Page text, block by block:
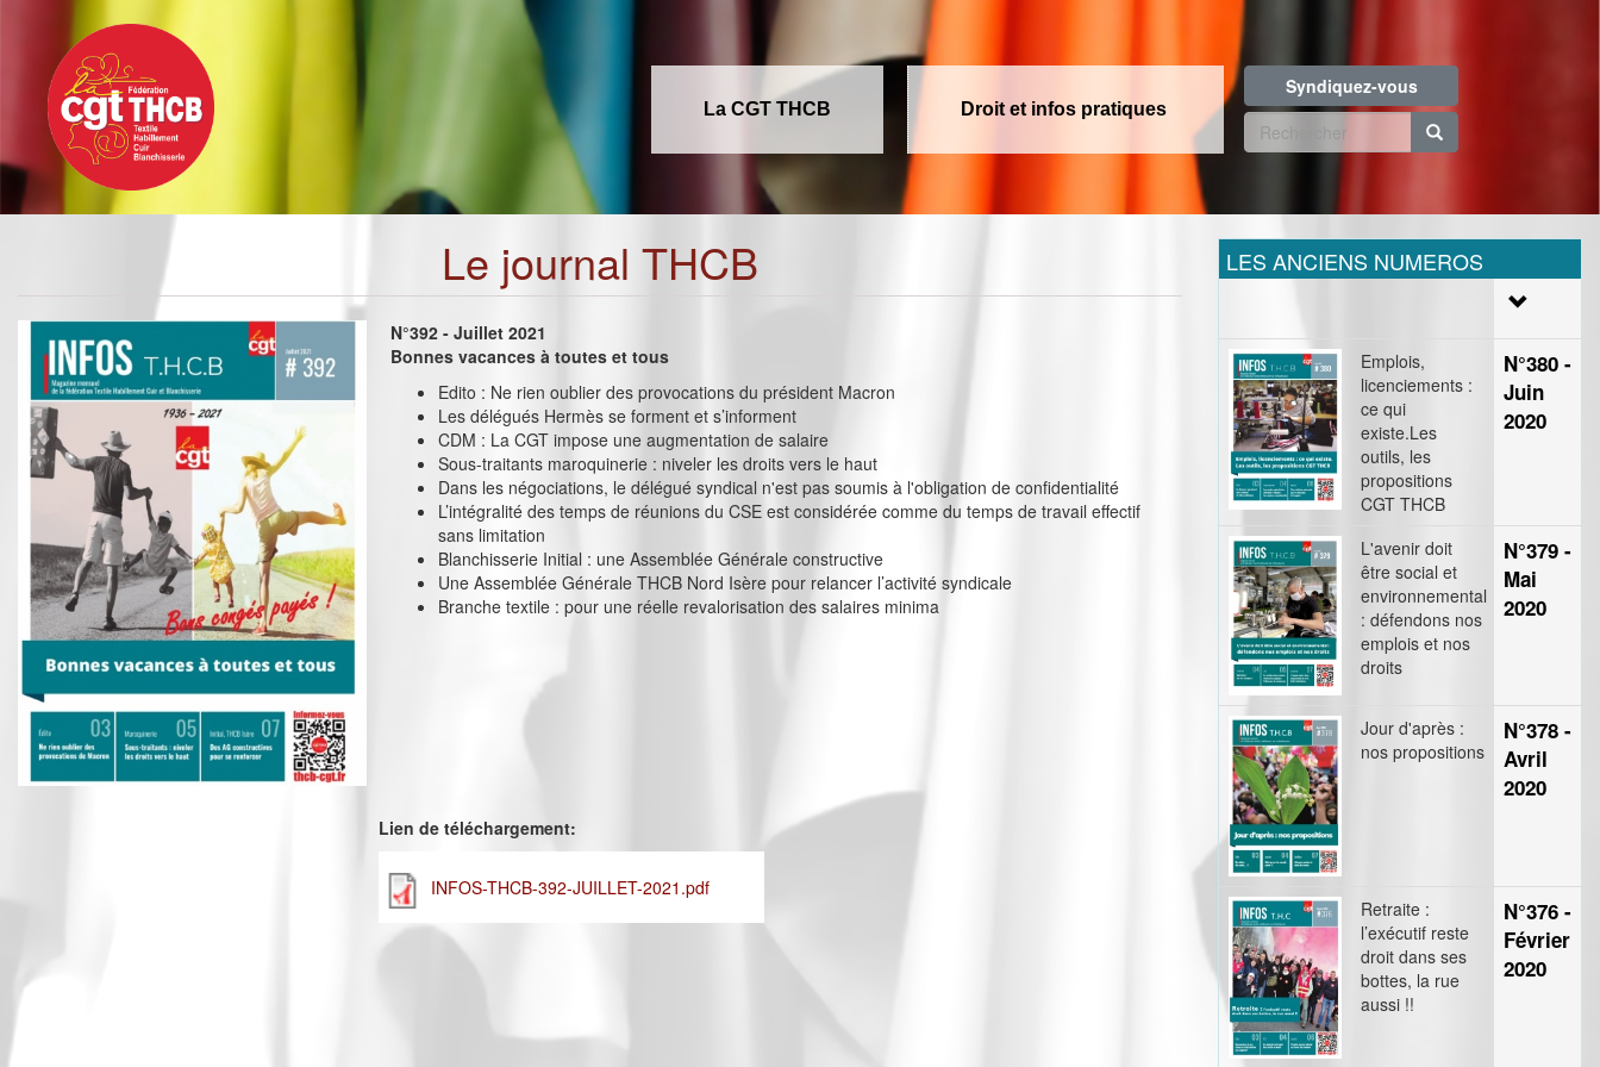
contenu
principal
La CGT THCB Droit et infos pratiques
Syndiquez-vous
Formulaire
recherche
Le journal THCB
N°392 - Juillet 2021
Bonnes vacances à toutes et tous
Edito : Ne rien oublier des provocations du président Macron
Les délégués Hermès se forment et s’informent
CDM : La CGT impose une augmentation de salaire
Sous-traitants maroquinerie : niveler les droits vers le haut
Dans les négociations, le délégué syndical n'est pas soumis à l'obligation de confidentialité
L’intégralité des temps de réunions du CSE est considérée comme du temps de travail effectif
sans limitation
Blanchisserie Initial : une Assemblée Générale constructive
Une Assemblée Générale THCB Nord Isère pour relancer l’activité syndicale
Branche textile : pour une réelle revalorisation des salaires minima
Lien de téléchargement:
INFOS-THCB-392-JUILLET-2021.pdf
LES ANCIENS NUMEROS
Emplois,
licenciements :
ce qui
existe.Les
outils, les
propositions
CGT THCB
N°380 -
Juin
2020
L'avenir doit
être social et
environnemental
: défendons nos
emplois et nos
droits
N°379 -
Mai
2020
Jour d'après :
nos propositions
N°378 -
Avril
2020
Retraite :
l’exécutif reste
droit dans ses
bottes, la rue
aussi !!
N°376 -
Février
2020